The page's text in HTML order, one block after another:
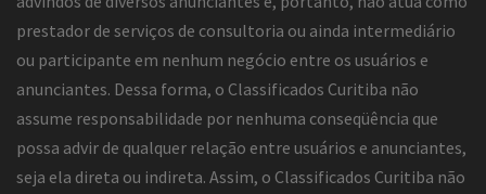
prestador de serviços de consultoria ou ainda intermediário
ou participante em nenhum negócio entre os usuários e
anunciantes. Dessa forma, o Classificados Curitiba não
assume responsabilidade por nenhuma conseqüência que
possa advir de qualquer relação entre usuários e anunciantes,
seja ela direta ou indireta. Assim, o Classificados Curitiba não